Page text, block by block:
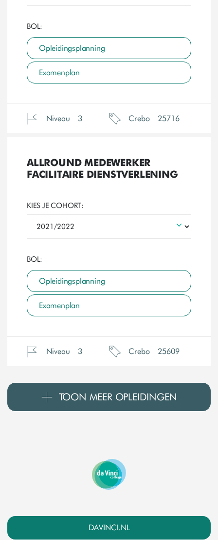
BOL:
Opleidingsplanning
Examenplan
Niveau 3 Crebo 25716
ALLROUND MEDEWERKER
FACILITAIRE DIENSTVERLENING
KIES JE COHORT:
BOL:
Opleidingsplanning
Examenplan
Niveau 3 Crebo 25609
TOON MEER OPLEIDINGEN
DAVINCI.NL